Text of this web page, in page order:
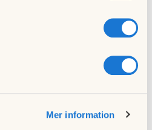
Mer information
Bästa föreningen i